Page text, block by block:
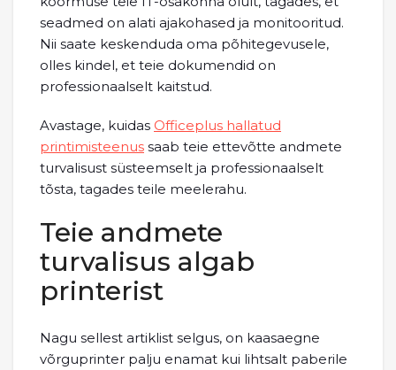
seadmed on alati ajakohased ja monitooritud.
Nii saate keskenduda oma põhitegevusele,
olles kindel, et teie dokumendid on
professionaalselt kaitstud.
Avastage, kuidas Officeplus hallatud
printimisteenus saab teie ettevõtte andmete
turvalisust süsteemselt ja professionaalselt
tõsta, tagades teile meelerahu.
Teie andmete
turvalisus algab
printerist
Nagu sellest artiklist selgus, on kaasaegne
võrguprinter palju enamat kui lihtsalt paberile